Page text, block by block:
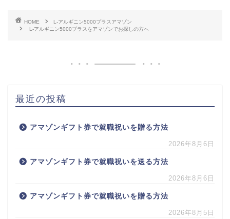
HOME
L-アルギニン5000プラスアマゾン
L-アルギニン5000プラスをアマゾンでお探しの方へ
最近の投稿
アマゾンギフト券で就職祝いを贈る方法
2026年8月6日
アマゾンギフト券で就職祝いを送る方法
2026年8月6日
アマゾンギフト券で就職祝いを贈る方法
2026年8月5日